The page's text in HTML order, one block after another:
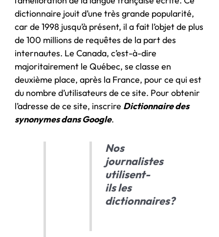
dictionnaire jouit d’une très grande popularité,
car de 1998 jusqu’à présent, il a fait l’objet de plus
de 100 millions de requêtes de la part des
internautes. Le Canada, c’est-à-dire
majoritairement le Québec, se classe en
deuxième place, après la France, pour ce qui est
du nombre d’utilisateurs de ce site. Pour obtenir
l’adresse de ce site, inscrire Dictionnaire des
synonymes dans Google.
Nos
journalistes
utilisent-
ils les
dictionnaires?